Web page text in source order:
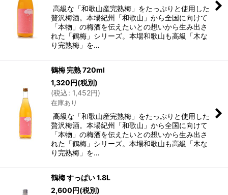
絞り込む
高級な「和歌山産完熟梅」をたっぷりと使用した
贅沢梅酒。本場紀州「和歌山」から全国に向けて
「本物」の梅酒を伝えたいとの想いから生み出さ
れた「鶴梅」シリーズ。本場和歌山も高級「木な
り完熟梅」を…
鶴梅 完熟 720ml
1,320円(税別)
(税込: 1,452円)
在庫あり
高級な「和歌山産完熟梅」をたっぷりと使用した
贅沢梅酒。本場紀州「和歌山」から全国に向けて
「本物」の梅酒を伝えたいとの想いから生み出さ
れた「鶴梅」シリーズ。本場和歌山も高級「木な
り完熟梅」を…
鶴梅 すっぱい 1.8L
2,600円(税別)